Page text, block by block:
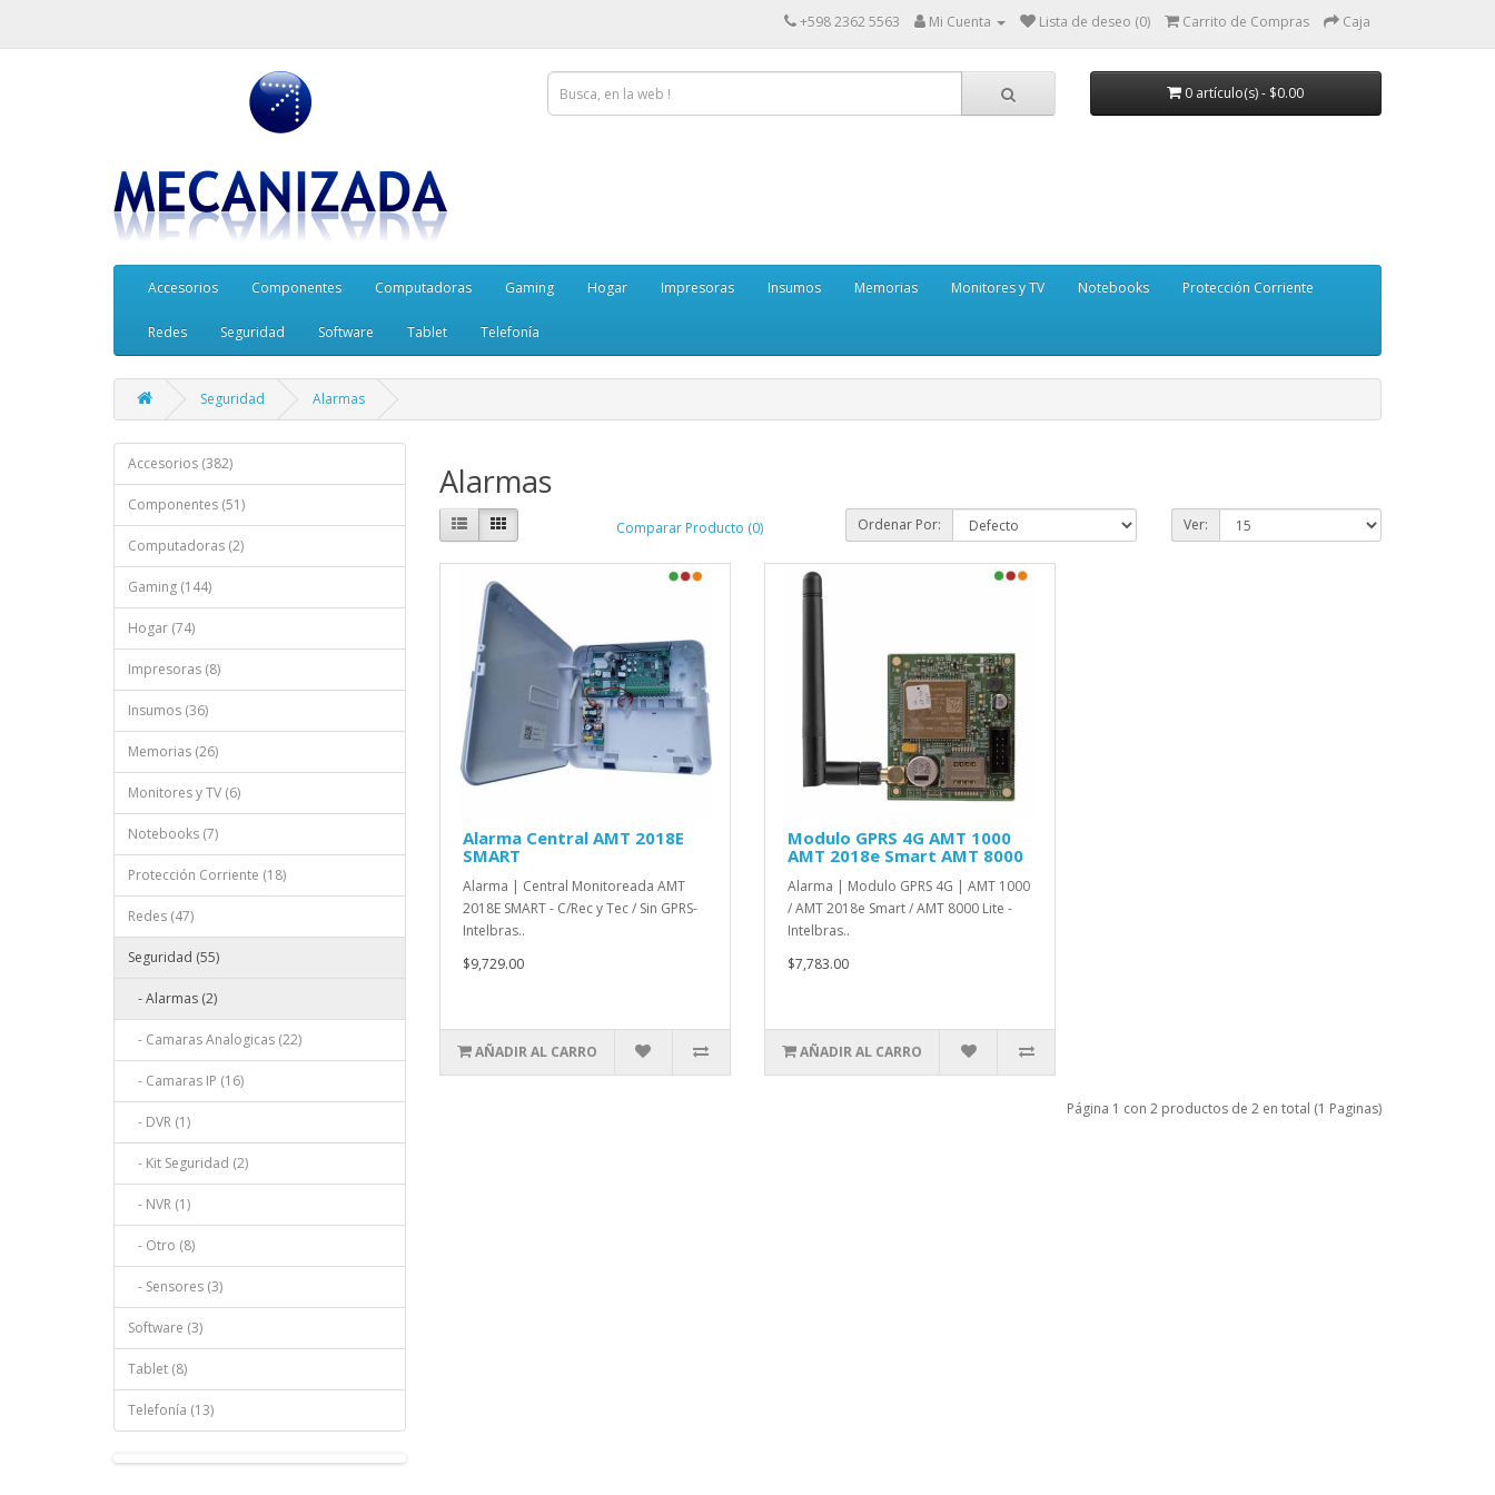
+598 2362 5563 Mi Cuenta Lista de deseo (0) Carrito de Compras Caja
0 artículo(s) - $0.00
Accesorios Componentes Computadoras Gaming Hogar Impresoras Insumos Memorias Monitores y TV Notebooks Protección Corriente
Redes Seguridad Software Tablet Telefonía
Seguridad Alarmas
Accesorios (382)
Componentes (51)
Computadoras (2)
Gaming (144)
Hogar (74)
Impresoras (8)
Insumos (36)
Memorias (26)
Monitores y TV (6)
Notebooks (7)
Protección Corriente (18)
Redes (47)
Seguridad (55)
- Alarmas (2)
- Camaras Analogicas (22)
- Camaras IP (16)
- DVR (1)
- Kit Seguridad (2)
- NVR (1)
- Otro (8)
- Sensores (3)
Software (3)
Tablet (8)
Telefonía (13)
Alarmas
Comparar Producto (0) Ordenar Por: Ver:
Alarma Central AMT 2018E
SMART
Alarma | Central Monitoreada AMT
2018E SMART - C/Rec y Tec / Sin GPRS-
Intelbras..
$9,729.00
AÑADIR AL CARRO
Modulo GPRS 4G AMT 1000
AMT 2018e Smart AMT 8000
Alarma | Modulo GPRS 4G | AMT 1000
/ AMT 2018e Smart / AMT 8000 Lite -
Intelbras..
$7,783.00
AÑADIR AL CARRO
Página 1 con 2 productos de 2 en total (1 Paginas)